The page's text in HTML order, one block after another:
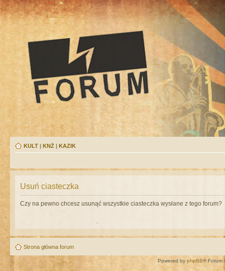
KULT | KNŻ | KAZIK
Usuń ciasteczka
Czy na pewno chcesz usunąć wszystkie ciasteczka wysłane z tego forum?
Strona główna forum
Powered by phpBB® Forum